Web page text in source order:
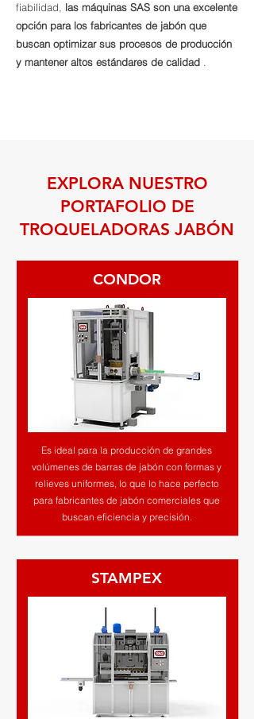
fiabilidad, las máquinas SAS son una excelente
opción para los fabricantes de jabón que
buscan optimizar sus procesos de producción
y mantener altos estándares de calidad
EXPLORA NUESTRO
PORTAFOLIO DE
TROQUELADORAS JABÓN
CONDOR
Es ideal para la producción de grandes
volúmenes de barras de jabón con formas y
relieves uniformes, lo que lo hace perfecto
para fabricantes de jabón comerciales que
buscan eficiencia y precisión.
STAMPEX